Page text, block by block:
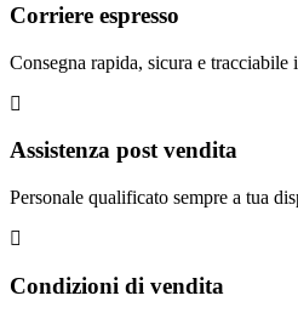
Corriere espresso
Consegna rapida, sicura e tracciabile
Assistenza post vendita
Personale qualificato sempre a tua
Condizioni di vendita